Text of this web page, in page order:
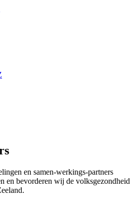
en samen-werkings-partners
en bevorderen wij de volksgezondheid